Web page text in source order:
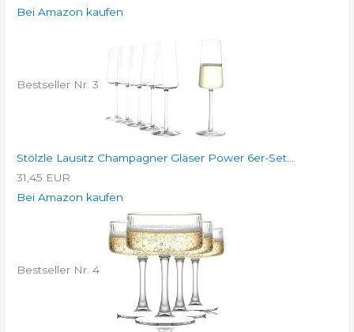
Bei Amazon kaufen
Bestseller Nr. 3
Stölzle Lausitz Champagner Gläser Power 6er-Set...
31,45 EUR
Bei Amazon kaufen
Bestseller Nr. 4